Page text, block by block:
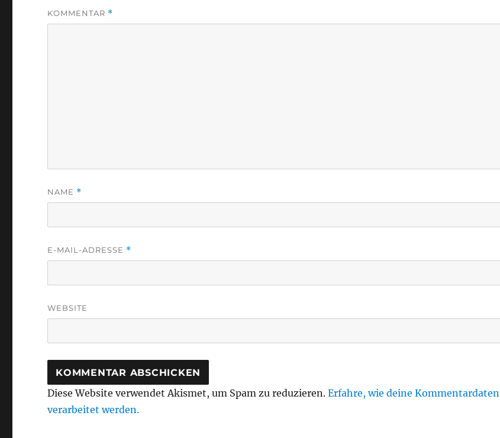
KOMMENTAR *
NAME *
E-MAIL-ADRESSE *
WEBSITE
Diese Website verwendet Akismet, um Spam zu reduzieren.Erfahre, wie deine Kommentardaten
verarbeitet werden.